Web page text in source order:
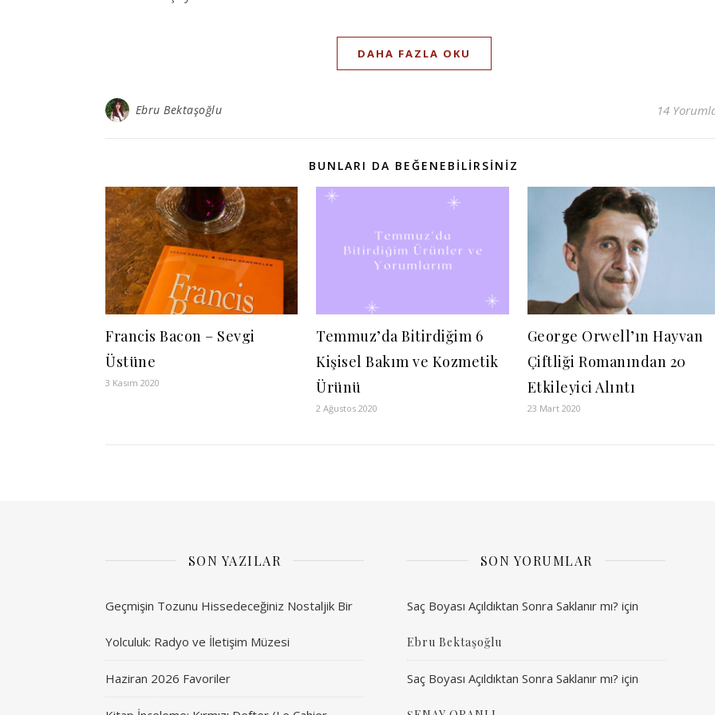
DAHA FAZLA OKU
Ebru Bektaşoğlu 14
BUNLARI DA BEĞENEBILIRSINIZ
Francis Bacon – Sevgi
Üstüne
3 Kasım 2020
Temmuz’da Bitirdiğim 6
Kişisel Bakım ve Kozmetik
Ürünü
2 Ağustos 2020
George Orwell’ın Hayvan
Çiftliği Romanından 20
Etkileyici Alıntı
23 Mart 2020
SON YAZILAR
Geçmişin Tozunu Hissedeceğiniz Nostaljik Bir
Yolculuk: Radyo ve İletişim Müzesi
Haziran 2026 Favoriler
SON YORUMLAR
Saç Boyası Açıldıktan Sonra Saklanır mı? için
Ebru Bektaşoğlu
Saç Boyası Açıldıktan Sonra Saklanır mı? için